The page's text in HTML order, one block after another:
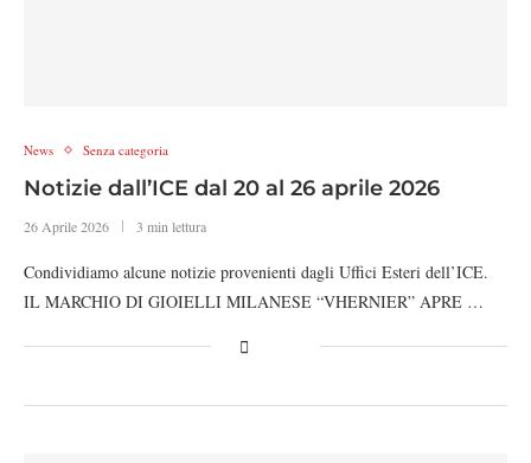
News Senza categoria
Notizie dall’ICE dal 20 al 26 aprile 2026
26 Aprile 2026 3 min lettura
Condividiamo alcune notizie provenienti dagli Uffici Esteri dell’ICE.
IL MARCHIO DI GIOIELLI MILANESE “VHERNIER” APRE …